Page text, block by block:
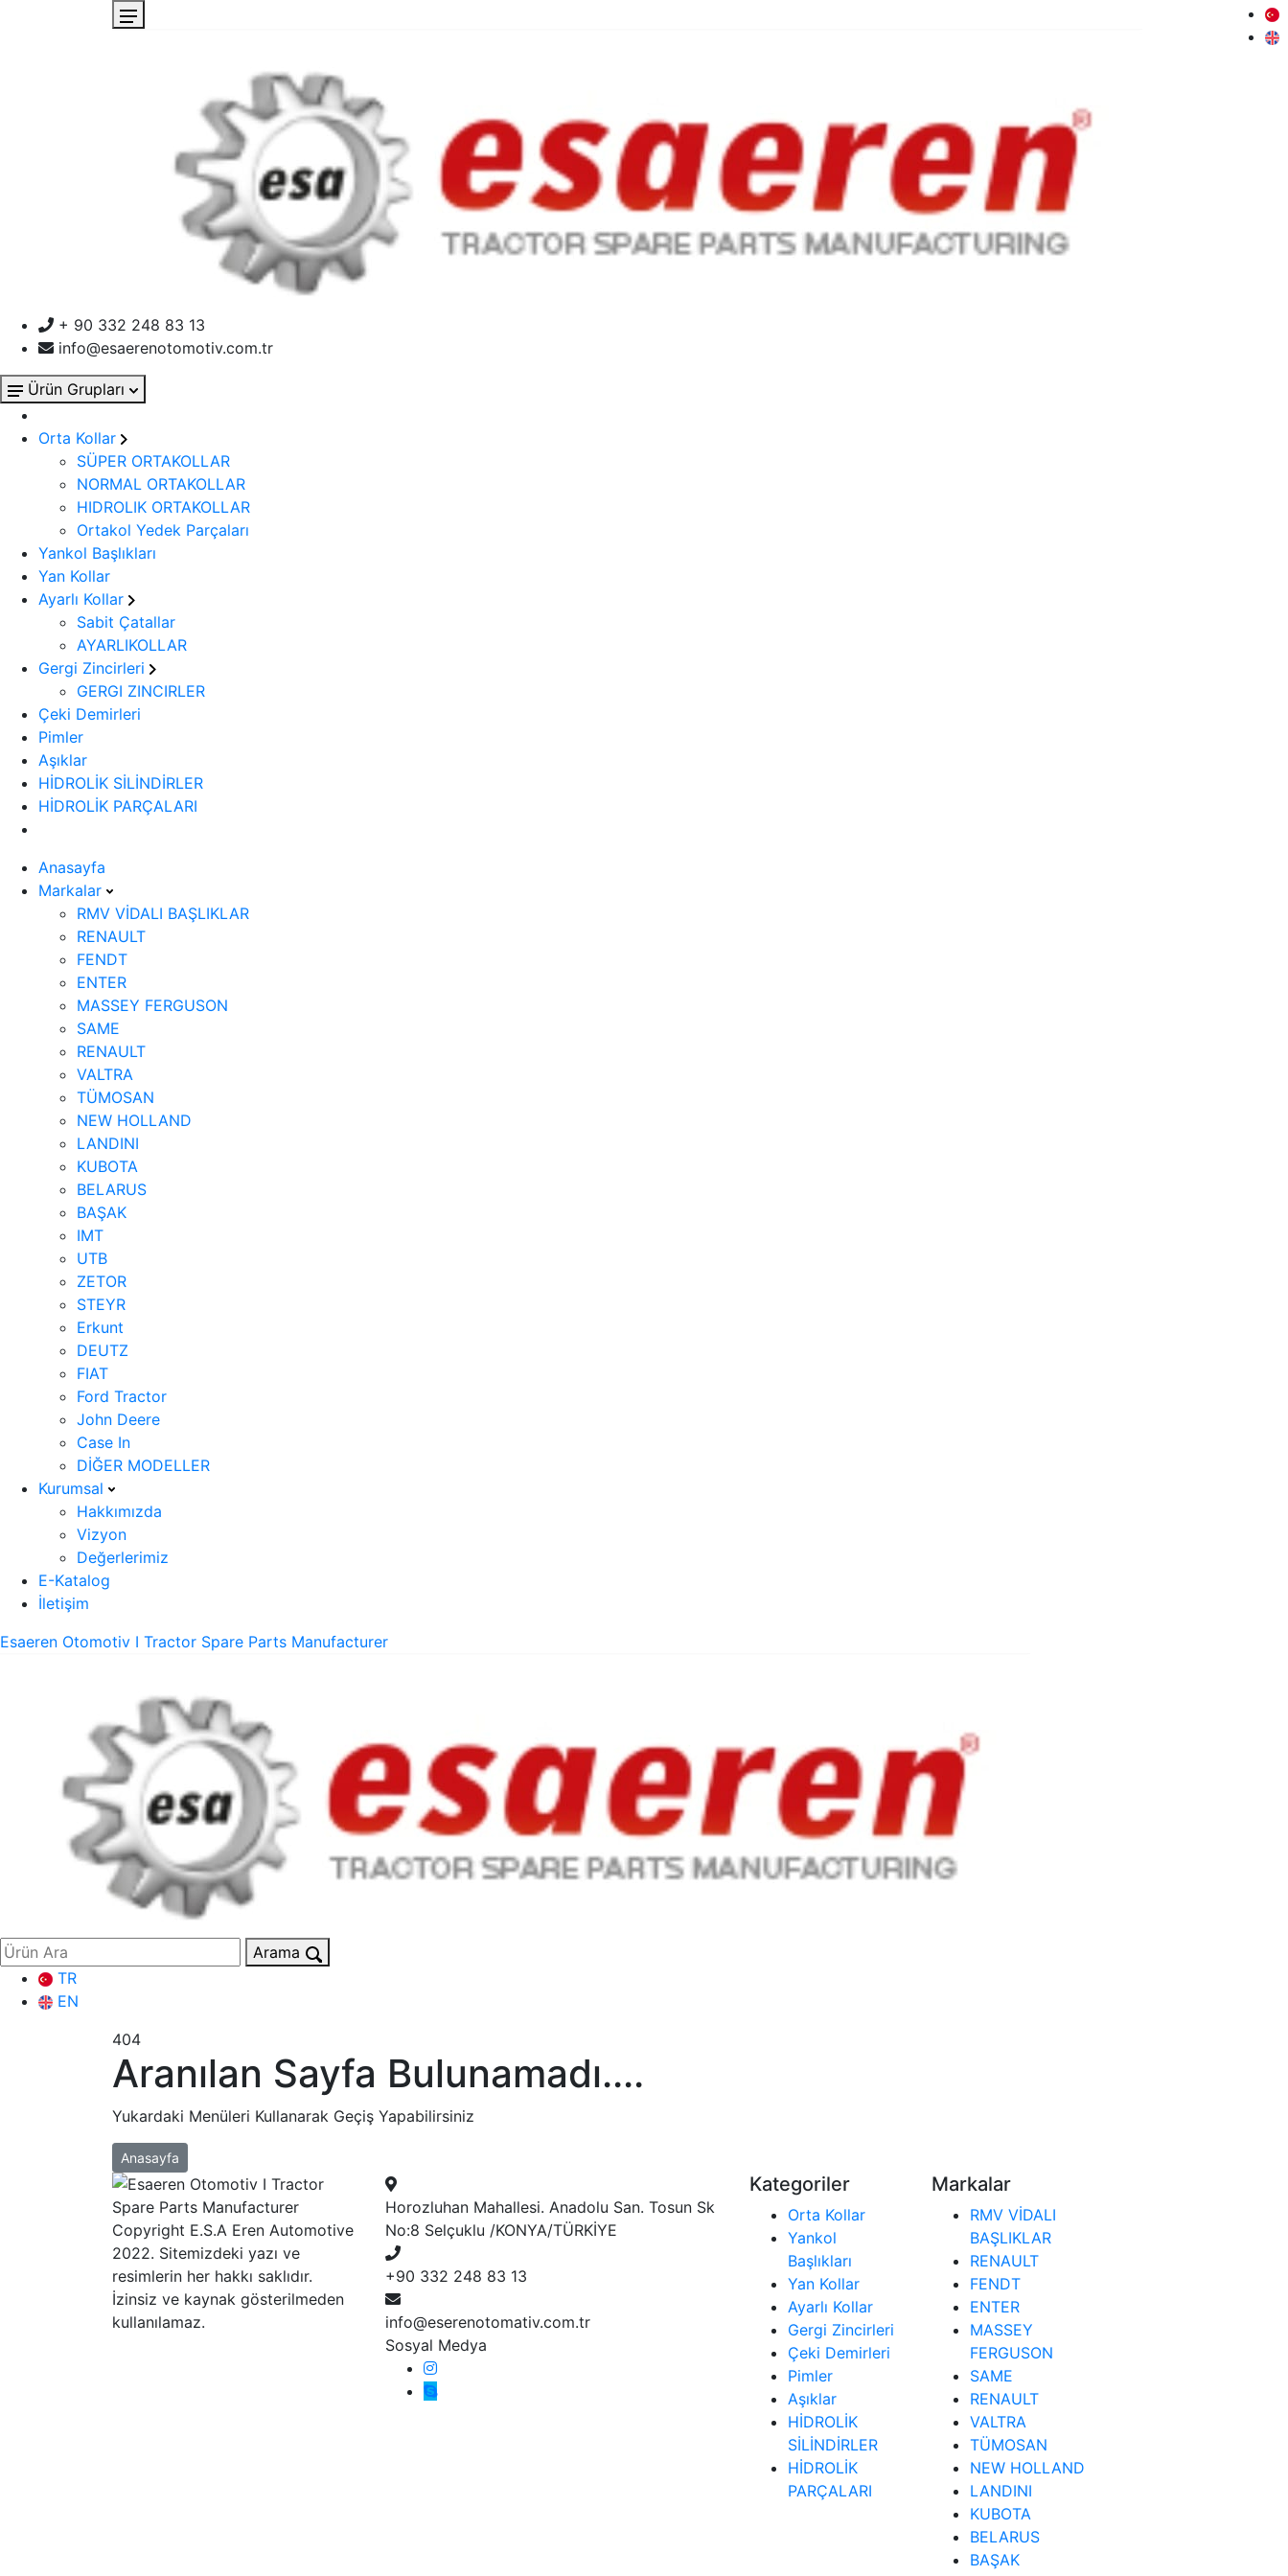
+ 90 332 248 83 13
info@esaerenotomotiv.com.tr
Ürün Grupları
Orta Kollar
SÜPER ORTAKOLLAR
NORMAL ORTAKOLLAR
HIDROLIK ORTAKOLLAR
Ortakol Yedek Parçaları
Yankol Başlıkları
Yan Kollar
Ayarlı Kollar
Sabit Çatallar
AYARLIKOLLAR
Gergi Zincirleri
GERGI ZINCIRLER
Çeki Demirleri
Pimler
Aşıklar
HİDROLİK SİLİNDİRLER
HİDROLİK PARÇALARI
Anasayfa
Markalar
RMV VİDALI BAŞLIKLAR
RENAULT
FENDT
ENTER
MASSEY FERGUSON
SAME
RENAULT
VALTRA
TÜMOSAN
NEW HOLLAND
LANDINI
KUBOTA
BELARUS
BAŞAK
IMT
UTB
ZETOR
STEYR
Erkunt
DEUTZ
FIAT
Ford Tractor
John Deere
Case In
DİĞER MODELLER
Kurumsal
Hakkımızda
Vizyon
Değerlerimiz
E-Katalog
İletişim
Esaeren Otomotiv I Tractor Spare Parts Manufacturer
Arama
TR
EN
404
Aranılan Sayfa Bulunamadı....
Yukardaki Menüleri Kullanarak Geçiş Yapabilirsiniz
Anasayfa
Copyright E.S.A Eren Automotive
2022. Sitemizdeki yazı ve
resimlerin her hakkı saklıdır.
İzinsiz ve kaynak gösterilmeden
kullanılamaz.
Horozluhan Mahallesi. Anadolu San. Tosun Sk
No:8 Selçuklu /KONYA/TÜRKİYE
+90 332 248 83 13
info@eserenotomativ.com.tr
Sosyal Medya
Kategoriler
Orta Kollar
Yankol
Başlıkları
Yan Kollar
Ayarlı Kollar
Gergi Zincirleri
Çeki Demirleri
Pimler
Aşıklar
HİDROLİK
SİLİNDİRLER
HİDROLİK
PARÇALARI
Markalar
RMV VİDALI
BAŞLIKLAR
RENAULT
FENDT
ENTER
MASSEY
FERGUSON
SAME
RENAULT
VALTRA
TÜMOSAN
NEW HOLLAND
LANDINI
KUBOTA
BELARUS
BAŞAK